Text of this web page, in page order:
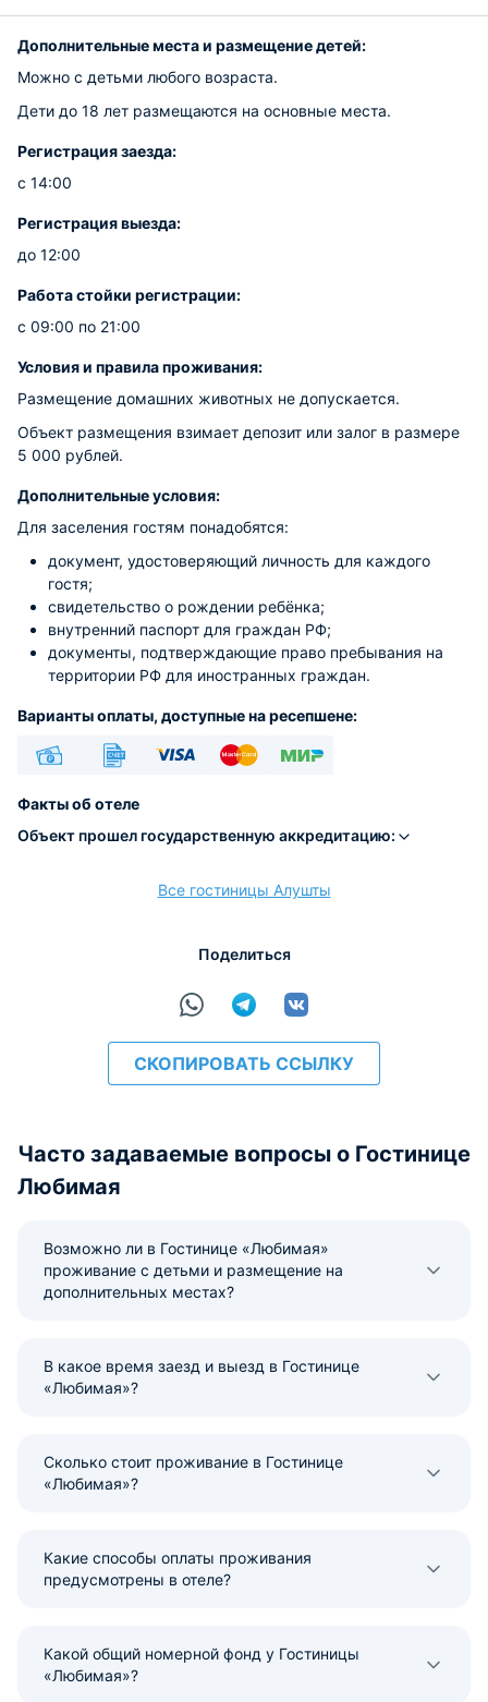
Дополнительные места и размещение детей:
Можно с детьми любого возраста.
Дети до 18 лет размещаются на основные места.
Регистрация заезда:
с 14:00
Регистрация выезда:
до 12:00
Работа стойки регистрации:
с 09:00 по 21:00
Условия и правила проживания:
Размещение домашних животных не допускается.
Объект размещения взимает депозит или залог в размере
5 000 рублей.
Дополнительные условия:
Для заселения гостям понадобятся:
документ, удостоверяющий личность для каждого
гостя;
свидетельство о рождении ребёнка;
внутренний паспорт для граждан РФ;
документы, подтверждающие право пребывания на
территории РФ для иностранных граждан.
Варианты оплаты, доступные на ресепшене:
Факты об отеле
Объект прошел государственную аккредитацию:
Все гостиницы Алушты
Поделиться
СКОПИРОВАТЬ ССЫЛКУ
Часто задаваемые вопросы о Гостинице
Любимая
Возможно ли в Гостинице «Любимая»
проживание с детьми и размещение на
дополнительных местах?
В какое время заезд и выезд в Гостинице
«Любимая»?
Сколько стоит проживание в Гостинице
«Любимая»?
Какие способы оплаты проживания
предусмотрены в отеле?
Какой общий номерной фонд у Гостиницы
«Любимая»?